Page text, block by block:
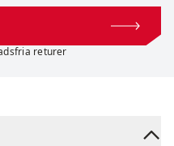
returer